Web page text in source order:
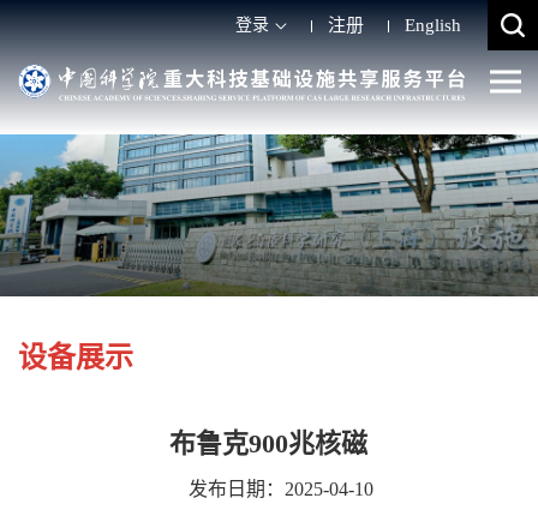
登录 注册 English
设备展示
布鲁克900兆核磁
发布日期：2025-04-10